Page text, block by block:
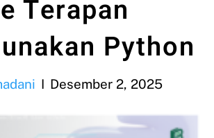
Terapan
Python
Desember 2, 2025